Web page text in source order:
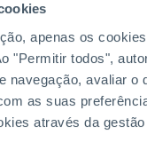
apenas os
"Permitir todos",
navegação, avaliar
as suas
através da